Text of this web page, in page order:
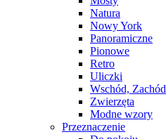
Natura
Nowy York
Panoramiczne
Pionowe
Retro
Uliczki
Wschód, Zachód
Zwierzęta
Modne wzory
Przeznaczenie